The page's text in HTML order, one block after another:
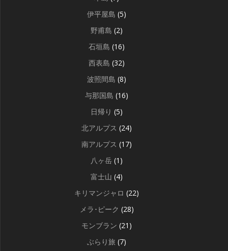
伊平屋島 (5)
野甫島 (2)
石垣島 (16)
西表島 (32)
波照間島 (8)
与那国島 (16)
日帰り (5)
北アルプス (24)
南アルプス (17)
八ヶ岳 (1)
富士山 (4)
キリマンジャロ (22)
メラ･ピーク (28)
モンブラン (21)
ぶらり旅 (7)